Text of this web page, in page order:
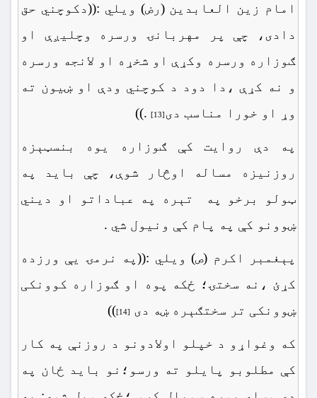
امام زین العابدین (رض) ویلي :((دکوچني حق
دادی، چې پر مهربانۍ ورسره وچلیږې او
ګوزاره ورسره وکړې او شخړه او لانجه ورسره
و نه کړې ،دا دود د کوچني ودې او ښیون ته
وړ او خورا مناسب دی [13]
.))
په دې روایت کې ګوزاره یوه بنسټېزه
روزنيزه مساله اوڅار شوې، چې باید په
ټولو برخو په تېره په عباداتو او دیني
ښوونو کې په پام کې ونیول شي .
پېغمبر اکرم (ص) ویلي :((په نرمۍ یې ورزده
کړئ ،نه سختۍ؛ ځکه پوه او ګوزاره کوونکی
ښوونکی تر سختګېره ښه دی
[14]
))
که وغواړو د خپلو اولادونو د روزنې په کار
کې مطلوبو پایلو ته ورسو؛نو باید ځان په